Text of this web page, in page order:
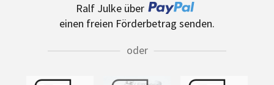
Ralf Julke über
einen freien Förderbetrag senden.
oder